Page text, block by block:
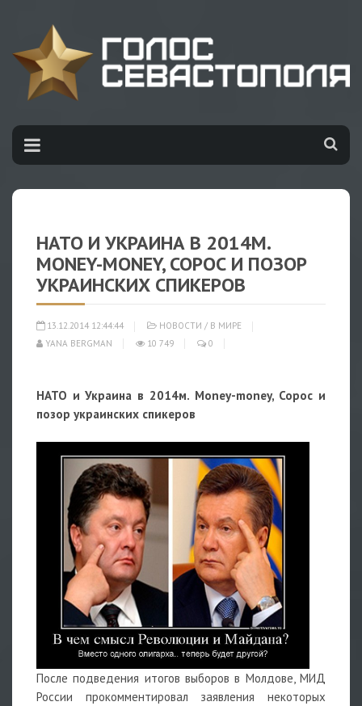
НАТО И УКРАИНА В 2014М.
MONEY-MONEY, СОРОС И ПОЗОР
УКРАИНСКИХ СПИКЕРОВ
13.12.2014 12:44:44 НОВОСТИ / В МИРЕ
YANA BERGMAN
10 749 0
НАТО и Украина в 2014м. Money-money, Сорос и
позор украинских спикеров
После подведения итогов выборов в Молдове, МИД
России прокомментировал заявления некоторых